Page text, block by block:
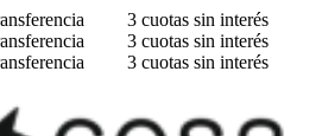
3 cuotas sin interés
3 cuotas sin interés
3 cuotas sin interés